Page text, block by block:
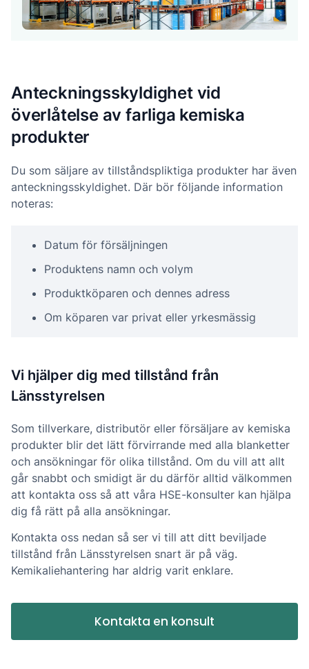
Anteckningsskyldighet vid
överlåtelse av farliga kemiska
produkter
Du som säljare av tillståndspliktiga produkter har även
anteckningsskyldighet. Där bör följande information
noteras:
Datum för försäljningen
Produktens namn och volym
Produktköparen och dennes adress
Om köparen var privat eller yrkesmässig
Vi hjälper dig med tillstånd från
Länsstyrelsen
Som tillverkare, distributör eller försäljare av kemiska
produkter blir det lätt förvirrande med alla blanketter
och ansökningar för olika tillstånd. Om du vill att allt
går snabbt och smidigt är du därför alltid välkommen
att kontakta oss så att våra HSE-konsulter kan hjälpa
dig få rätt på alla ansökningar.
Kontakta oss nedan så ser vi till att ditt beviljade
tillstånd från Länsstyrelsen snart är på väg.
Kemikaliehantering har aldrig varit enklare.
Kontakta en konsult